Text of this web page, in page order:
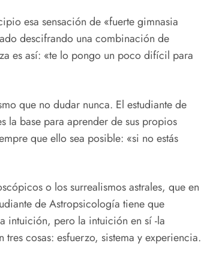
esa sensación de «fuerte gimnasia
descifrando una combinación de
es así: «te lo pongo un poco difícil para
que no dudar nunca. El estudiante de
la base para aprender de sus propios
que ello sea posible: «si no estás
o los surrealismos astrales, que en
de Astropsicología tiene que
intuición, pero la intuición en sí -la
cosas: esfuerzo, sistema y experiencia.